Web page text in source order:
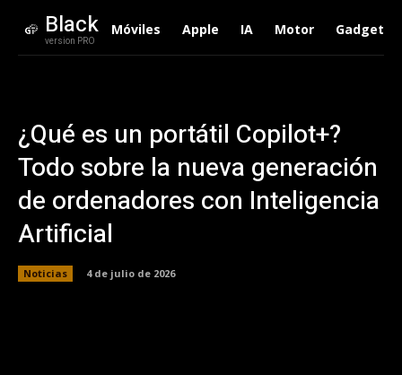
Black
version PRO
Móviles Apple IA Motor Gadgets
¿Qué es un portátil Copilot+?
Todo sobre la nueva generación
de ordenadores con Inteligencia
Artificial
Noticias 4 de julio de 2026